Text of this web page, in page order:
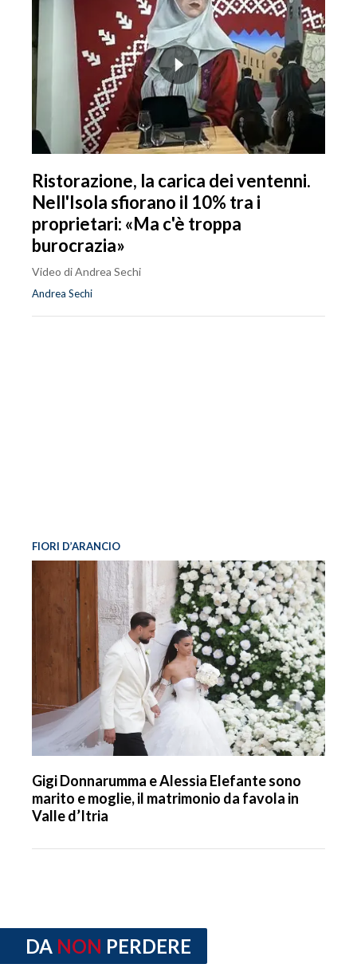
Ristorazione, la carica dei ventenni.
Nell'Isola sfiorano il 10% tra i
proprietari: «Ma c'è troppa
burocrazia»
Video di Andrea Sechi
Andrea Sechi
FIORI D’ARANCIO
Gigi Donnarumma e Alessia Elefante sono
marito e moglie, il matrimonio da favola in
Valle d’Itria
DA NON PERDERE